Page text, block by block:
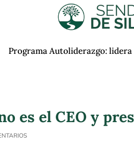
Programa Autoliderazgo:
es el CEO y